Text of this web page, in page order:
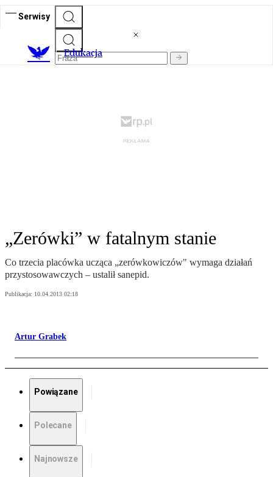
Serwisy
Edukacja
„Zerówki” w fatalnym stanie
Co trzecia placówka ucząca „zerówkowiczów" wymaga działań
przystosowawczych – ustalił sanepid.
Publikacja: 10.04.2013 02:18
Artur Grabek
Powiązane
Polecane
Najnowsze